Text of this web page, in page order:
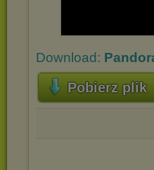
Download:
Pobierz plik